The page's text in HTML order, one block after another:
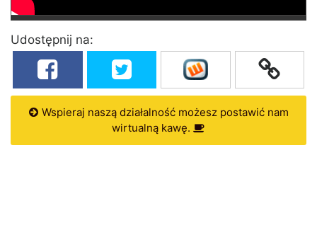
Udostępnij na:
Wspieraj naszą działalność możesz postawić nam
wirtualną kawę.